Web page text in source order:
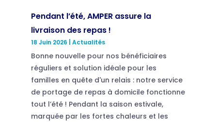
Pendant l’été, AMPER assure la
livraison des repas !
18 Juin 2026 Actualités
Bonne nouvelle pour nos bénéficiaires
réguliers et solution idéale pour les
familles en quête d'un relais : notre service
de portage de repas à domicile fonctionne
tout l’été ! Pendant la saison estivale,
marquée par les fortes chaleurs et les